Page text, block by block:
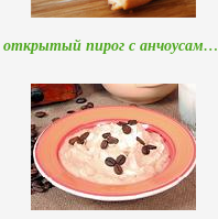
открытый пирог с анчоусам…